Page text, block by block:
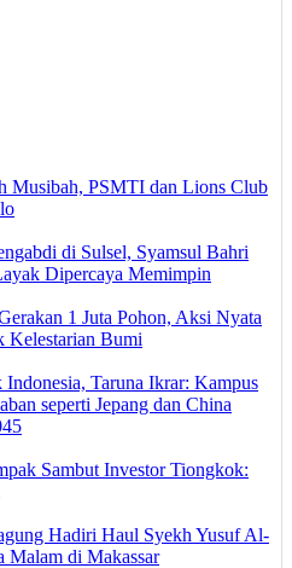
Musibah, PSMTI dan Lions Club
di Sulsel, Syamsul Bahri
Dipercaya Memimpin
1 Juta Pohon, Aksi Nyata
Kelestarian Bumi
Taruna Ikrar: Kampus
seperti Jepang dan China
Sambut Investor Tiongkok:
Hadiri Haul Syekh Yusuf Al-
Malam di Makassar